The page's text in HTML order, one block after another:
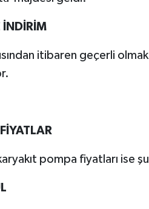
İNDİRİM
itibaren geçerli
pompa fiyatları ise